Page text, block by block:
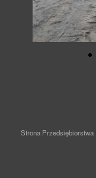
Strona